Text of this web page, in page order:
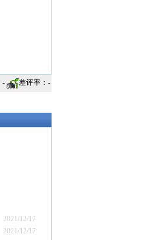
- 差评率： -
2021/12/17
2021/12/17